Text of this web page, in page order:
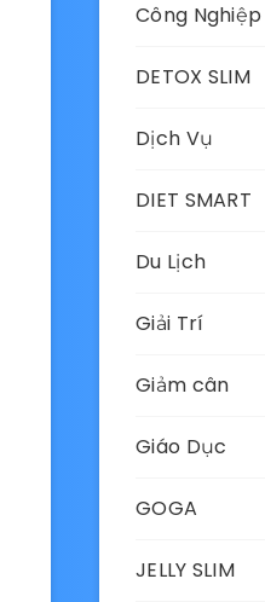
Công Nghiệp
DETOX SLIM
Dịch Vụ
DIET SMART
Du Lịch
Giải Trí
Giảm cân
Giáo Dục
GOGA
JELLY SLIM